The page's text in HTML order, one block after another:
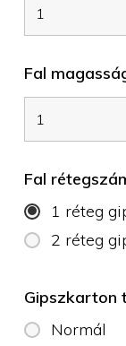
Fal
Fal
1 réteg
2 réteg
Gipszkarton
Normál